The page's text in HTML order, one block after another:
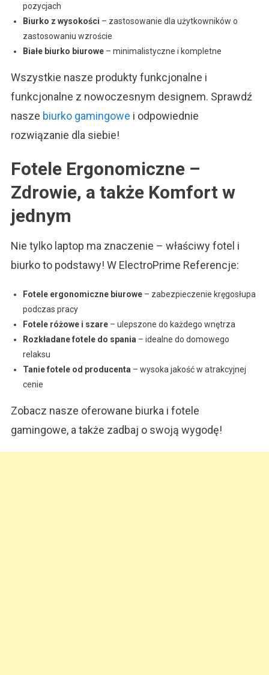
pozycjach
Biurko z wysokości – zastosowanie dla użytkowników o
zastosowaniu wzroście
Białe biurko biurowe– minimalistyczne i kompletne
Wszystkie nasze produkty funkcjonalne i
funkcjonalne z nowoczesnym designem. Sprawdź
nasze biurko gamingowe i odpowiednie
rozwiązanie dla siebie!
Fotele Ergonomiczne –
Zdrowie, a także Komfort w
jednym
Nie tylko laptop ma znaczenie – właściwy fotel i
biurko to podstawy! W ElectroPrime Referencje:
Fotele ergonomiczne biurowe– zabezpieczenie kręgosłupa
podczas pracy
Fotele różowe i szare– ulepszone do każdego wnętrza
Rozkładane fotele do spania – idealne do domowego
relaksu
Tanie fotele od producenta – wysoka jakość w atrakcyjnej
cenie
Zobacz nasze oferowane biurka i fotele
gamingowe, a także zadbaj o swoją wygodę!